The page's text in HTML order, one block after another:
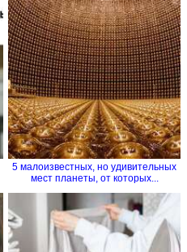
5 малоизвестных, но удивительных
мест планеты, от которых...